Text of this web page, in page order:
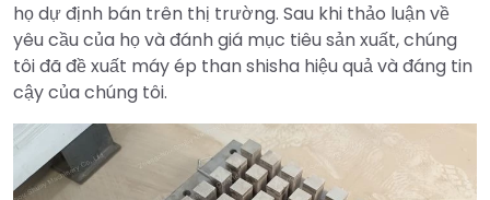
họ dự định bán trên thị trường. Sau khi thảo luận về
yêu cầu của họ và đánh giá mục tiêu sản xuất, chúng
tôi đã đề xuất máy ép than shisha hiệu quả và đáng tin
cậy của chúng tôi.